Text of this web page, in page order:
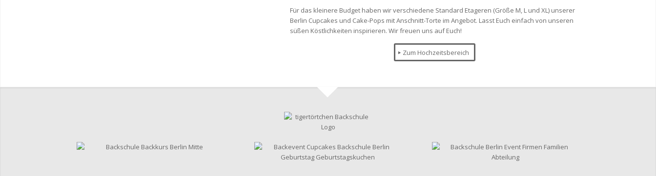
Für das kleinere Budget haben wir verschiedene Standard Etageren (Größe M, L und XL) unserer
Berlin Cupcakes und Cake-Pops mit Anschnitt-Torte im Angebot. Lasst Euch einfach von unseren
süßen Köstlichkeiten inspirieren. Wir freuen uns auf Euch!
Zum Hochzeitsbereich